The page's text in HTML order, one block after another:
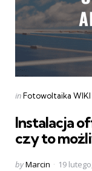
Categories
Posted
inFotowoltaika WIKI
Instalacja
czy to
Posted
byMarcin 19